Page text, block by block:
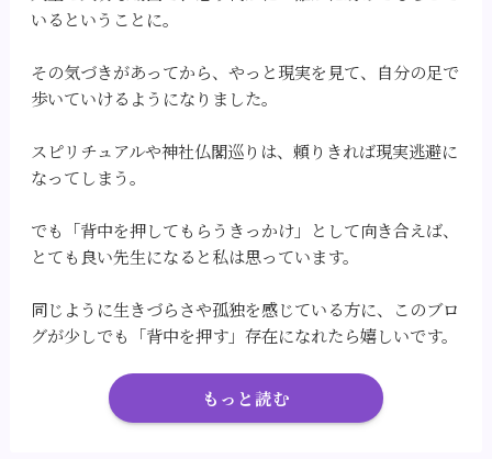
いるということに。
その気づきがあってから、やっと現実を見て、自分の足で
歩いていけるようになりました。
スピリチュアルや神社仏閣巡りは、頼りきれば現実逃避に
なってしまう。
でも「背中を押してもらうきっかけ」として向き合えば、
とても良い先生になると私は思っています。
同じように生きづらさや孤独を感じている方に、このブロ
グが少しでも「背中を押す」存在になれたら嬉しいです。
もっと読む